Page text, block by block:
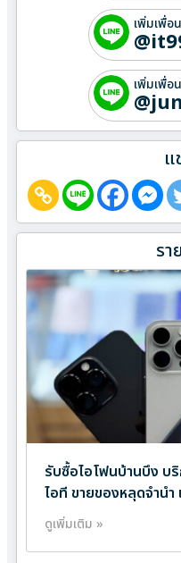
เพิ่มเพื่อ
เพิ่มเพื่อ
แ
รา
รับซื้อไอโฟนบ้านบึง บ
ไอที ขายของหลุดจำน
ดูเพิ่มเติม »